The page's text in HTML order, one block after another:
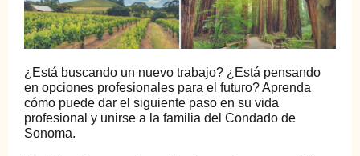
¿Está buscando un nuevo trabajo? ¿Está pensando
en opciones profesionales para el futuro? Aprenda
cómo puede dar el siguiente paso en su vida
profesional y unirse a la familia del Condado de
Sonoma.